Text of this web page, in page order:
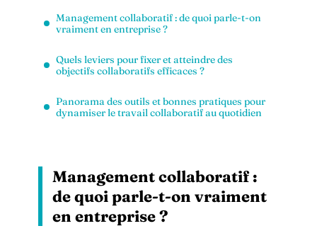
Management collaboratif : de quoi parle-t-on
vraiment en entreprise ?
Quels leviers pour fixer et atteindre des
objectifs collaboratifs efficaces ?
Panorama des outils et bonnes pratiques pour
dynamiser le travail collaboratif au quotidien
Management collaboratif :
de quoi parle-t-on vraiment
en entreprise ?